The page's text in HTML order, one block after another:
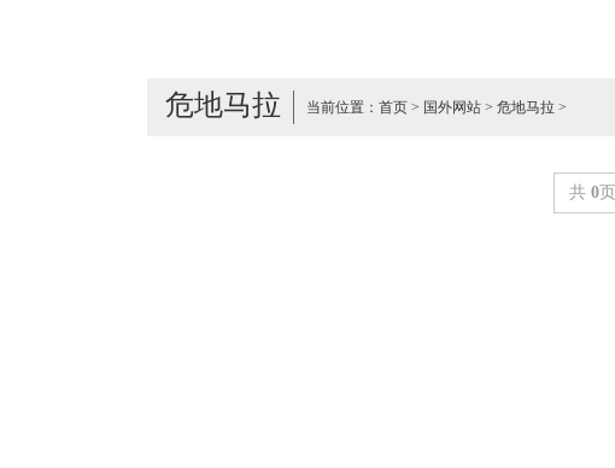
危地马拉 当前位置： 首页 > 国外网站 > 危地马拉 >
共 0页